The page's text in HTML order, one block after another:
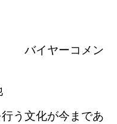
バイヤーコメン
う文化が今まであ